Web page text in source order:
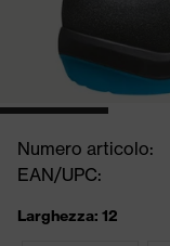
Numero articolo:
EAN/UPC:
Larghezza: 12